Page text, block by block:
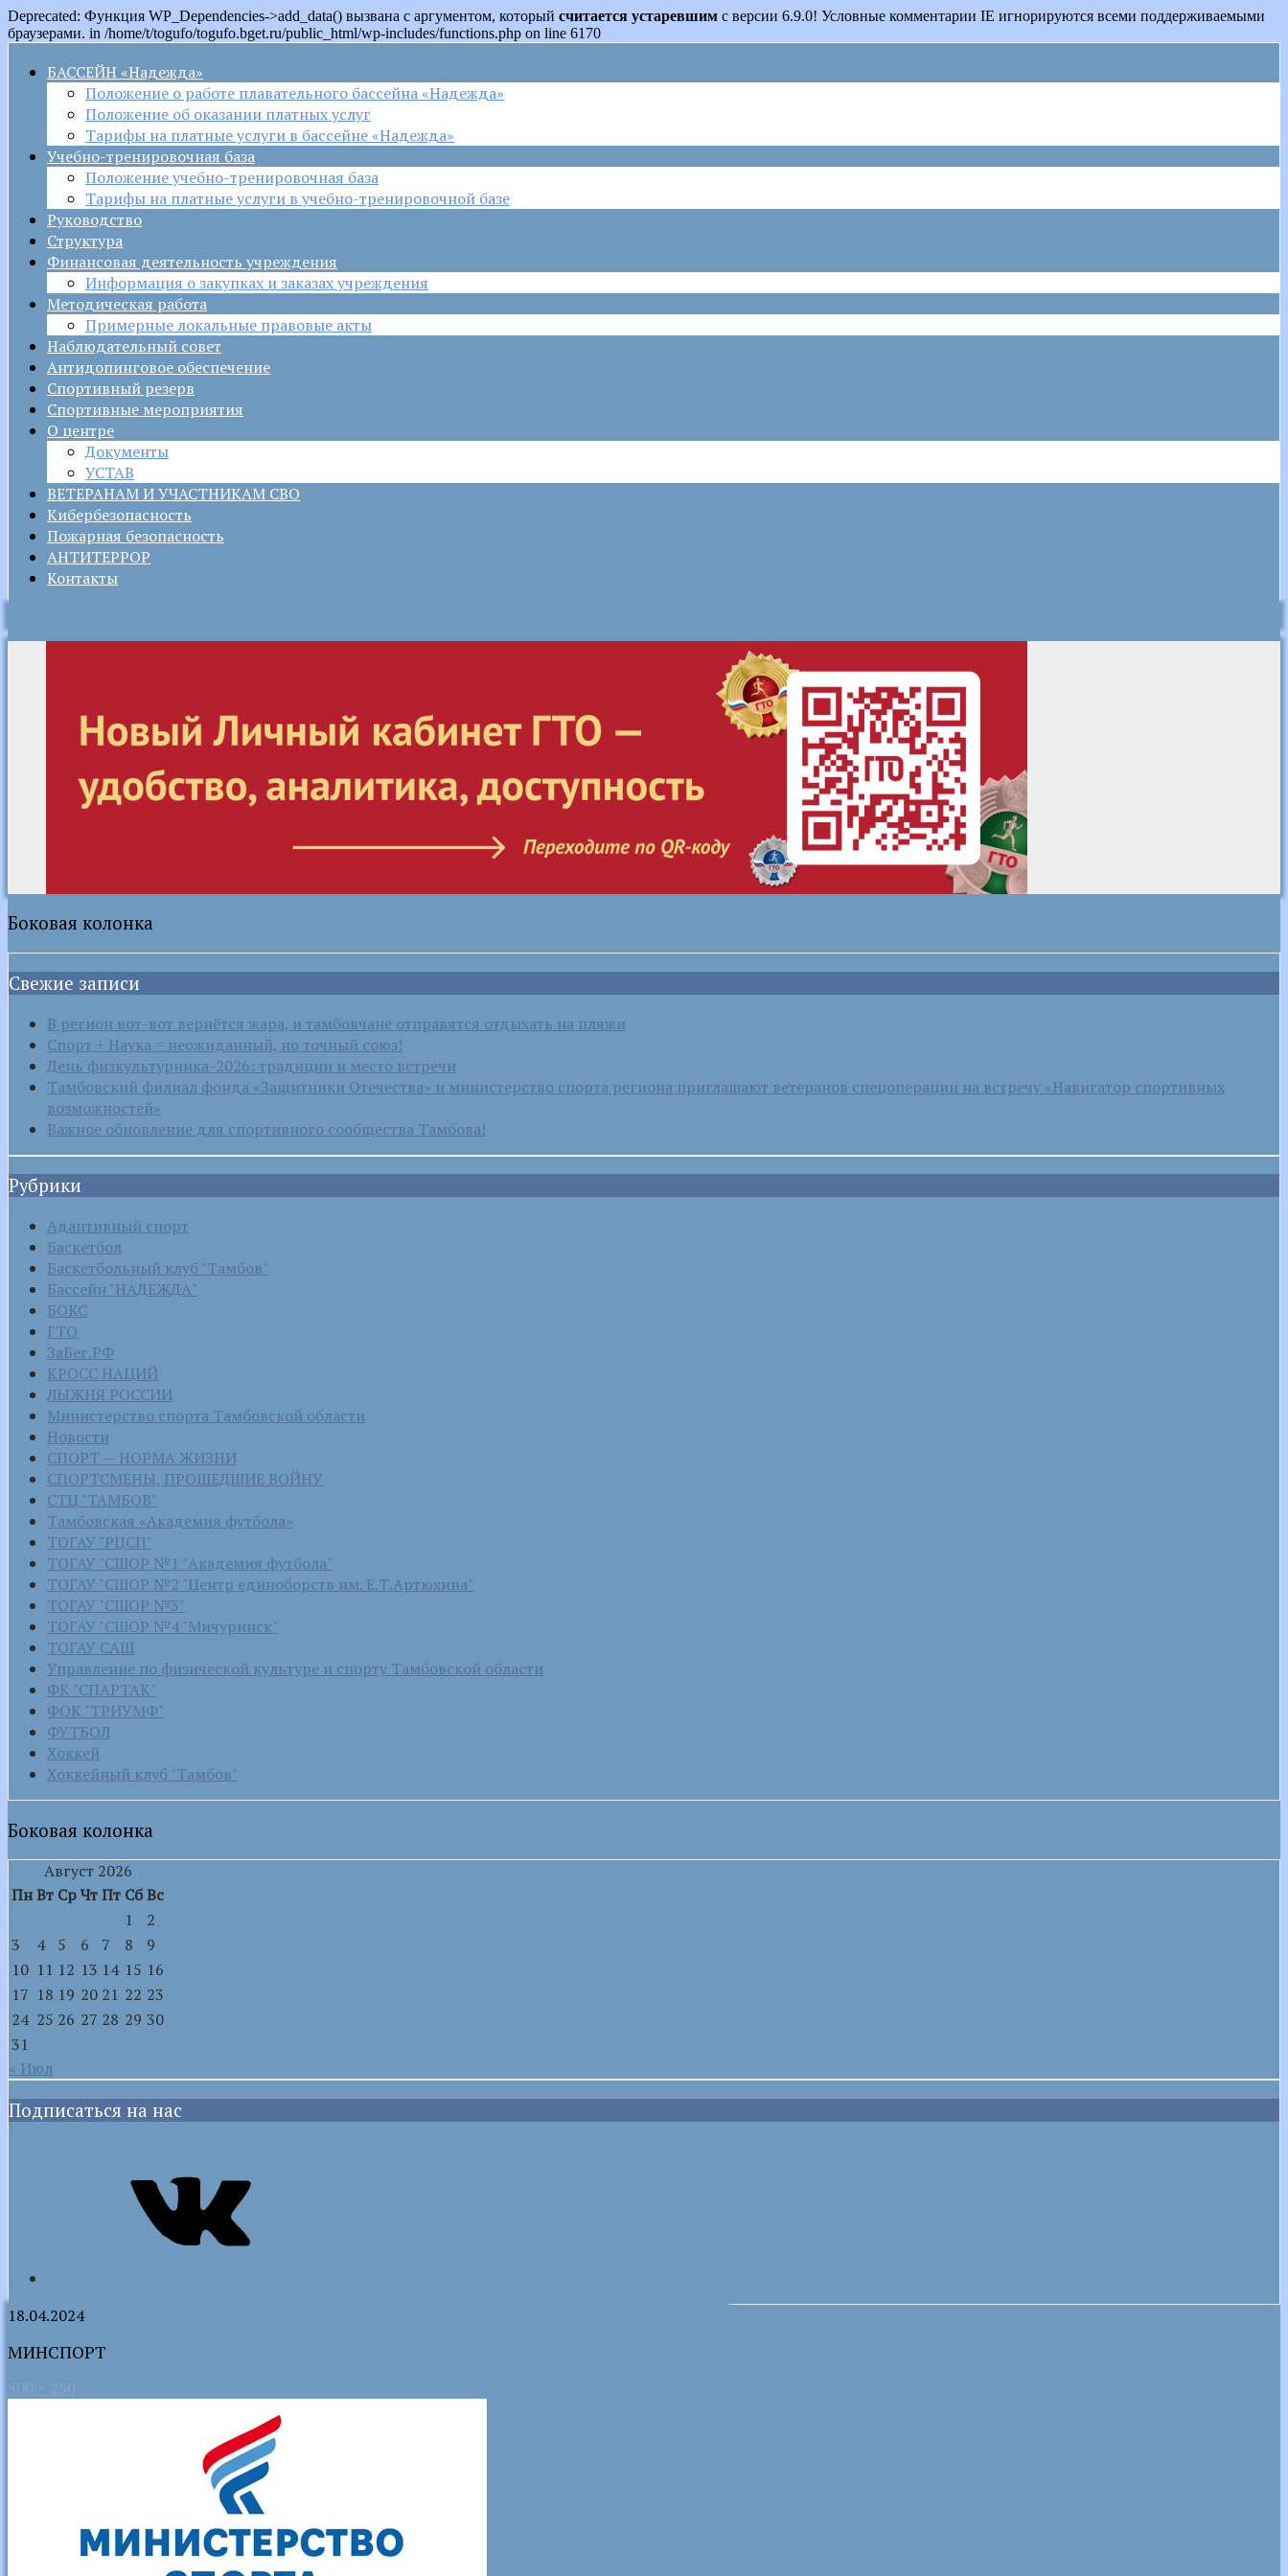
Deprecated: Функция WP_Dependencies->add_data() вызвана с аргументом, который считается устаревшим с версии 6.9.0! Условные комментарии IE игнорируются всеми поддерживаемыми
браузерами. in /home/t/togufo/togufo.bget.ru/public_html/wp-includes/functions.php on line 6170
БАССЕЙН «Надежда»
Положение о работе плавательного бассейна «Надежда»
Положение об оказании платных услуг
Тарифы на платные услуги в бассейне «Надежда»
Учебно-тренировочная база
Положение учебно-тренировочная база
Тарифы на платные услуги в учебно-тренировочной базе
Руководство
Структура
Финансовая деятельность учреждения
Информация о закупках и заказах учреждения
Методическая работа
Примерные локальные правовые акты
Наблюдательный совет
Антидопинговое обеспечение
Спортивный резерв
Спортивные мероприятия
О центре
Документы
УСТАВ
ВЕТЕРАНАМ И УЧАСТНИКАМ СВО
Кибербезопасность
Пожарная безопасность
АНТИТЕРРОР
Контакты
Боковая колонка
Свежие записи
В регион вот-вот вернётся жара, и тамбовчане отправятся отдыхать на пляжи
Спорт + Наука = неожиданный, но точный союз!
День физкультурника-2026: традиции и место встречи
Тамбовский филиал фонда «Защитники Отечества» и министерство спорта региона приглашают ветеранов спецоперации на встречу «Навигатор спортивных
возможностей»
Важное обновление для спортивного сообщества Тамбова!
Рубрики
Адаптивный спорт
Баскетбол
Баскетбольный клуб "Тамбов"
Бассейн "НАДЕЖДА"
БОКС
ГТО
ЗаБег.РФ
КРОСС НАЦИЙ
ЛЫЖНЯ РОССИИ
Министерство спорта Тамбовской области
Новости
СПОРТ — НОРМА ЖИЗНИ
СПОРТСМЕНЫ, ПРОШЕДШИЕ ВОЙНУ
СТЦ "ТАМБОВ"
Тамбовская «Академия футбола»
ТОГАУ "РЦСП"
ТОГАУ "СШОР №1 "Академия футбола"
ТОГАУ "СШОР №2 "Центр единоборств им. Е.Т.Артюхина"
ТОГАУ "СШОР №3"
ТОГАУ "СШОР №4 "Мичуринск"
ТОГАУ САШ
Управление по физической культуре и спорту Тамбовской области
ФК "СПАРТАК"
ФОК "ТРИУМФ"
ФУТБОЛ
Хоккей
Хоккейный клуб "Тамбов"
Боковая колонка
Август 2026
ПнВт СрЧтПт СбВс
1
2
3
4 5 6 7 8
9
10 11 12 13 14 15 16
17 18 19 20 21 22 23
24 25 26 27 28 29 30
31
« Июл
Подписаться на нас
18.04.2024
МИНСПОРТ
500 × 250